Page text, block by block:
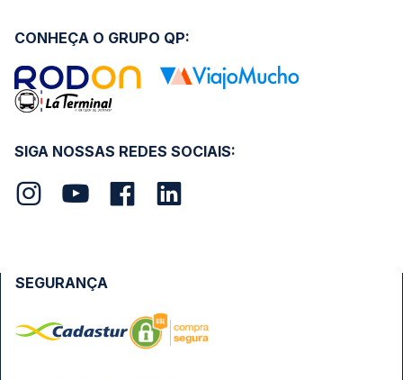
SIGA NOSSAS REDES SOCIAIS:
CONHEÇA O GRUPO QP:
SEGURANÇA